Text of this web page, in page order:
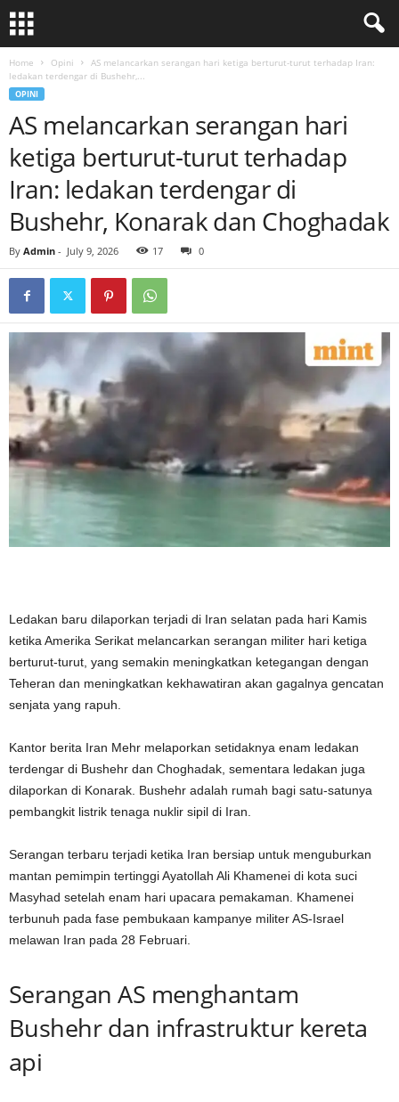
Home Opini
AS melancarkan serangan hari ketiga berturut-turut terhadap Iran:
ledakan terdengar di Bushehr,...
OPINI
AS melancarkan serangan hari
ketiga berturut-turut terhadap
Iran: ledakan terdengar di
Bushehr, Konarak dan Choghadak
By Admin - July 9, 2026 17 0
Ledakan baru dilaporkan terjadi di Iran selatan pada hari Kamis
ketika Amerika Serikat melancarkan serangan militer hari ketiga
berturut-turut, yang semakin meningkatkan ketegangan dengan
Teheran dan meningkatkan kekhawatiran akan gagalnya gencatan
senjata yang rapuh.
Kantor berita Iran Mehr melaporkan setidaknya enam ledakan
terdengar di Bushehr dan Choghadak, sementara ledakan juga
dilaporkan di Konarak. Bushehr adalah rumah bagi satu-satunya
pembangkit listrik tenaga nuklir sipil di Iran.
Serangan terbaru terjadi ketika Iran bersiap untuk menguburkan
mantan pemimpin tertinggi Ayatollah Ali Khamenei di kota suci
Masyhad setelah enam hari upacara pemakaman. Khamenei
terbunuh pada fase pembukaan kampanye militer AS-Israel
melawan Iran pada 28 Februari.
Serangan AS menghantam
Bushehr dan infrastruktur kereta
api